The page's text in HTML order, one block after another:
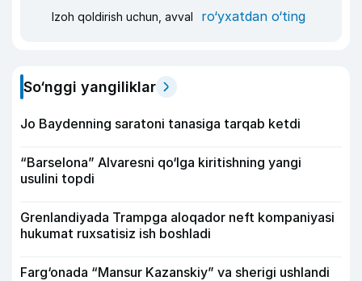
Izoh qoldirish uchun, avval ro‘yxatdan o‘ting
So‘nggi yangiliklar
Jo Baydenning saratoni tanasiga tarqab ketdi
“Barselona” Alvaresni qo‘lga kiritishning yangi
usulini topdi
Grenlandiyada Trampga aloqador neft kompaniyasi
hukumat ruxsatisiz ish boshladi
Farg‘onada “Mansur Kazanskiy” va sherigi ushlandi